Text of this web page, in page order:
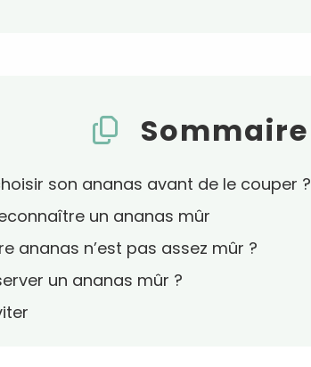
Sommaire
son ananas avant de le couper ?
un ananas mûr
ananas n’est pas assez mûr ?
un ananas mûr ?